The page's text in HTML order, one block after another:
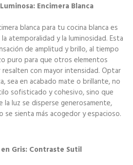
Encimera Blanca
blanca para tu cocina blanca es
atemporalidad y la luminosidad. Esta
de amplitud y brillo, al tiempo
puro para que otros elementos
con mayor intensidad. Optar
sea en acabado mate o brillante, no
sofisticado y cohesivo, sino que
la luz se disperse generosamente,
se sienta más acogedor y espacioso.
en Gris: Contraste Sutil